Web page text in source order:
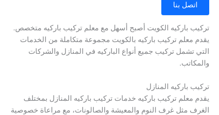
اتصل بنا
تركيب باركيه الكويت أصبح أسهل مع معلم تركيب باركيه متخصص.
يقدم معلم تركيب باركيه بالكويت مجموعة متكاملة من الخدمات
التي تشمل تركيب جميع أنواع الباركيه في المنازل والشركات
والمكاتب.
تركيب باركيه المنازل
يقدم معلم تركيب باركيه خدمات تركيب باركيه المنازل بمختلف
الغرف مثل غرف النوم والمعيشة والصالونات، مع مراعاة خصوصية